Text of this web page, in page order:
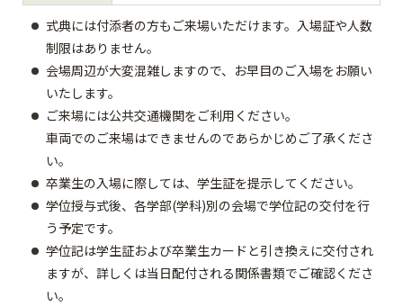
式典には付添者の方もご来場いただけます。入場証や人数
制限はありません。
会場周辺が大変混雑しますので、お早目のご入場をお願い
いたします。
ご来場には公共交通機関をご利用ください。
車両でのご来場はできませんのであらかじめご了承くださ
い。
卒業生の入場に際しては、学生証を提示してください。
学位授与式後、各学部(学科)別の会場で学位記の交付を行
う予定です。
学位記は学生証および卒業生カードと引き換えに交付され
ますが、詳しくは当日配付される関係書類でご確認くださ
い。